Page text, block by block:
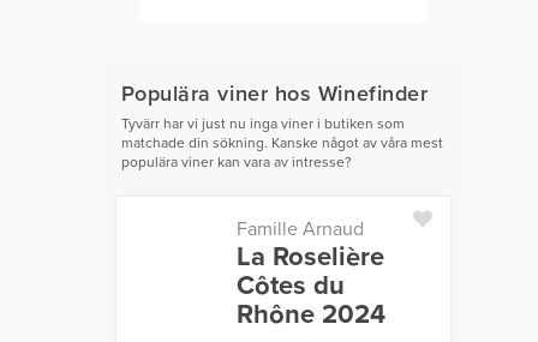
Populära viner hos Winefinder
Tyvärr har vi just nu inga viner i butiken som
matchade din sökning. Kanske något av våra mest
populära viner kan vara av intresse?
Famille Arnaud
La Roselière
Côtes du
Rhône 2024